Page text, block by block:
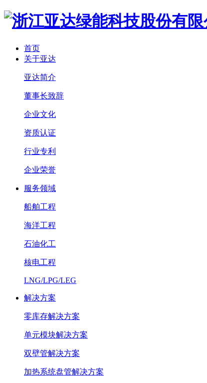
首页
关于亚达
亚达简介
董事长致辞
企业文化
资质认证
行业专利
企业荣誉
服务领域
船舶工程
海洋工程
石油化工
核电工程
LNG/LPG/LEG
解决方案
零库存解决方案
单元模块解决方案
双壁管解决方案
加热系统盘管解决方案